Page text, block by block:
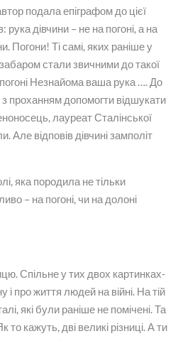
подала епіграфом до цієї
дівчини – не на погоні, а на
Ті самі, яких раніше у
стали звичними до такої
Незнайома ваша рука …. До
з проханням допомогти відшукати
лауреат Сталінської
відповів дівчині замполіт
яка породила не тільки
– на погоні, чи на долоні
Спільне у тих двох картинках-
і про життя людей на війні. На тій
які були раніше не помічені. Та
кажуть, дві великі різниці. А ти